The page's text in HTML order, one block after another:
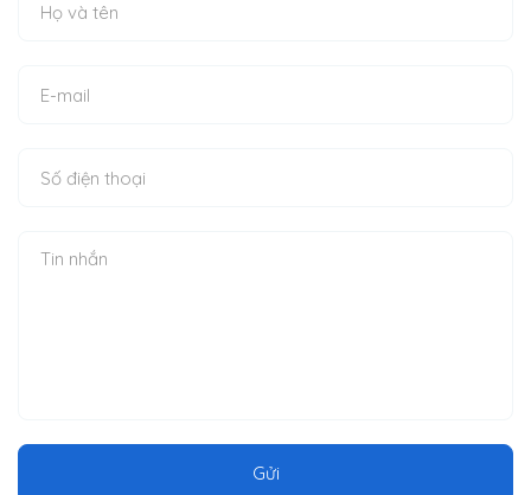
Gửi